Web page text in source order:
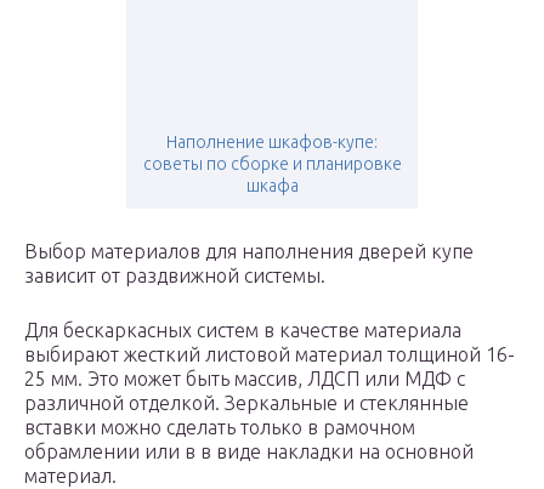
Наполнение шкафов-купе:
советы по сборке и планировке
шкафа
Выбор материалов для наполнения дверей купе
зависит от раздвижной системы.
Для бескаркасных систем в качестве материала
выбирают жесткий листовой материал толщиной 16-
25 мм. Это может быть массив, ЛДСП или МДФ с
различной отделкой. Зеркальные и стеклянные
вставки можно сделать только в рамочном
обрамлении или в в виде накладки на основной
материал.